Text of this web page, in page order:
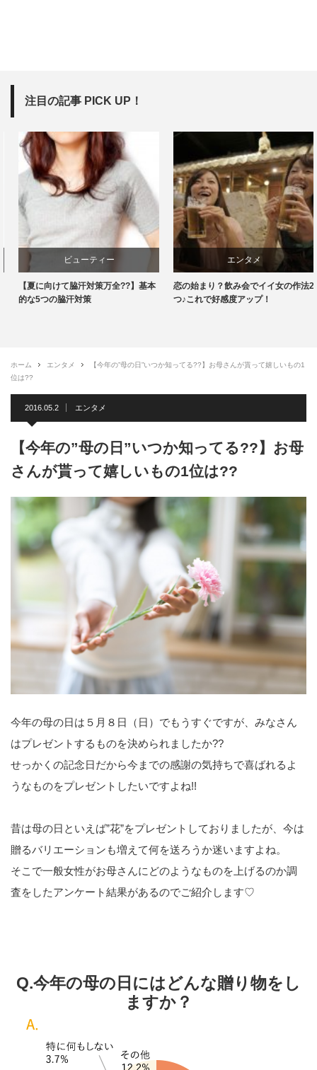
注目の記事 PICK UP！
ビューティー
【夏に向けて脇汗対策万全??】基本
的な5つの脇汗対策
エンタメ
恋の始まり？飲み会でイイ女の作法2
つ♪これで好感度アップ！
ホーム エンタメ
【今年の”母の日”いつか知ってる??】お母さんが貰って嬉しいもの1
位は??
2016.05.2 エンタメ
【今年の”母の日”いつか知ってる??】お母
さんが貰って嬉しいもの1位は??
今年の母の日は５月８日（日）でもうすぐですが、みなさん
はプレゼントするものを決められましたか??
せっかくの記念日だから今までの感謝の気持ちで喜ばれるよ
うなものをプレゼントしたいですよね!!
昔は母の日といえば”花”をプレゼントしておりましたが、今は
贈るバリエーションも増えて何を送ろうか迷いますよね。
そこで一般女性がお母さんにどのようなものを上げるのか調
査をしたアンケート結果があるのでご紹介します♡
Q.今年の母の日にはどんな贈り物をし
ますか？